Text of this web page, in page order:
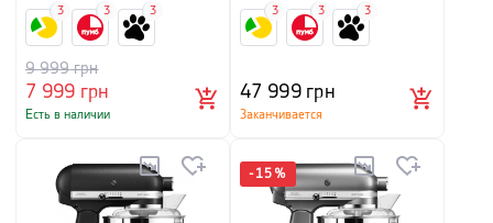
7 999 грн
9 999грн
Есть в наличии
3 3 3
47 999грн
Заканчивается
3 3 3
-15 %